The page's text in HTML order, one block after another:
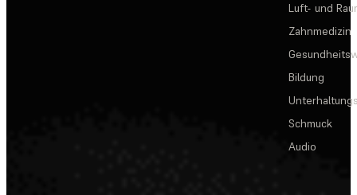
Luft- und
Zahnmedizin
Bildung
Schmuck
Audio